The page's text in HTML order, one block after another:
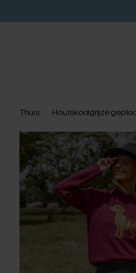
Thuis Houtskoolgrijze